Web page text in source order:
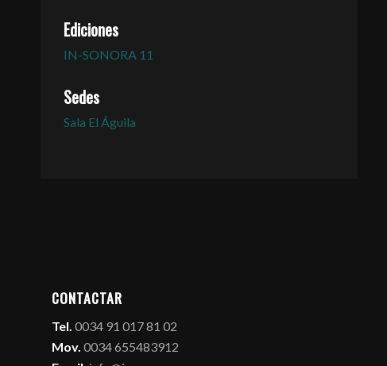
Ediciones
IN-SONORA 11
Sedes
Sala El Águila
CONTACTAR
Tel. 0034 91 017 81 02
Mov. 0034 655483912